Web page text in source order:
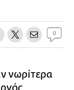
0
νωρίτερα